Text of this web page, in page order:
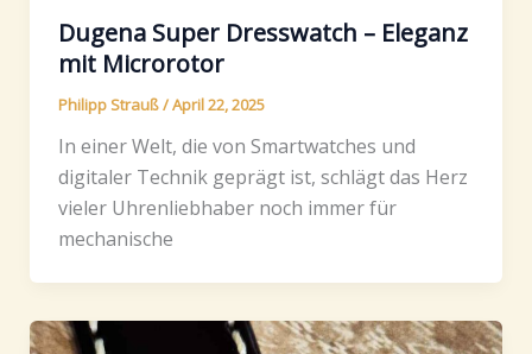
Dugena Super Dresswatch – Eleganz
mit Microrotor
Philipp Strauß/April 22, 2025
In einer Welt, die von Smartwatches und
digitaler Technik geprägt ist, schlägt das Herz
vieler Uhrenliebhaber noch immer für
mechanische